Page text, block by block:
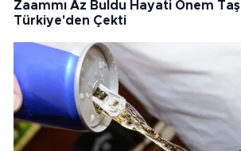
Zaammı Az Buldu Hayati Önem
Türkiye'den Çekti